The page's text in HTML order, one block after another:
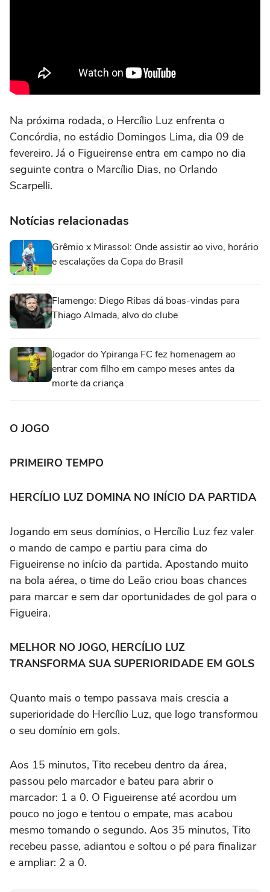
Na próxima rodada, o Hercílio Luz enfrenta o
Concórdia, no estádio Domingos Lima, dia 09 de
fevereiro. Já o Figueirense entra em campo no dia
seguinte contra o Marcílio Dias, no Orlando
Scarpelli.
Notícias relacionadas
Grêmio x Mirassol: Onde assistir ao vivo, horário
e escalações da Copa do Brasil
Flamengo: Diego Ribas dá boas-vindas para
Thiago Almada, alvo do clube
Jogador do Ypiranga FC fez homenagem ao
entrar com filho em campo meses antes da
morte da criança
O JOGO
PRIMEIRO TEMPO
HERCÍLIO LUZ DOMINA NO INÍCIO DA PARTIDA
Jogando em seus domínios, o Hercílio Luz fez valer
o mando de campo e partiu para cima do
Figueirense no início da partida. Apostando muito
na bola aérea, o time do Leão criou boas chances
para marcar e sem dar oportunidades de gol para o
Figueira.
MELHOR NO JOGO, HERCÍLIO LUZ
TRANSFORMA SUA SUPERIORIDADE EM GOLS
Quanto mais o tempo passava mais crescia a
superioridade do Hercílio Luz, que logo transformou
o seu domínio em gols.
Aos 15 minutos, Tito recebeu dentro da área,
passou pelo marcador e bateu para abrir o
marcador: 1 a 0. O Figueirense até acordou um
pouco no jogo e tentou o empate, mas acabou
mesmo tomando o segundo. Aos 35 minutos, Tito
recebeu passe, adiantou e soltou o pé para finalizar
e ampliar: 2 a 0.